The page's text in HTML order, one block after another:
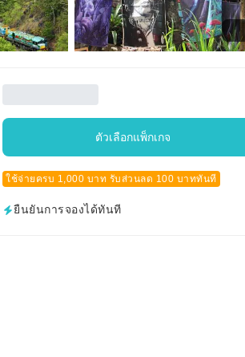
ตัวเลือกแพ็กเกจ
ใช้จ่ายครบ 1,000 บาท รับส่วนลด 100 บาททันที
ยืนยันการจองได้ทันที